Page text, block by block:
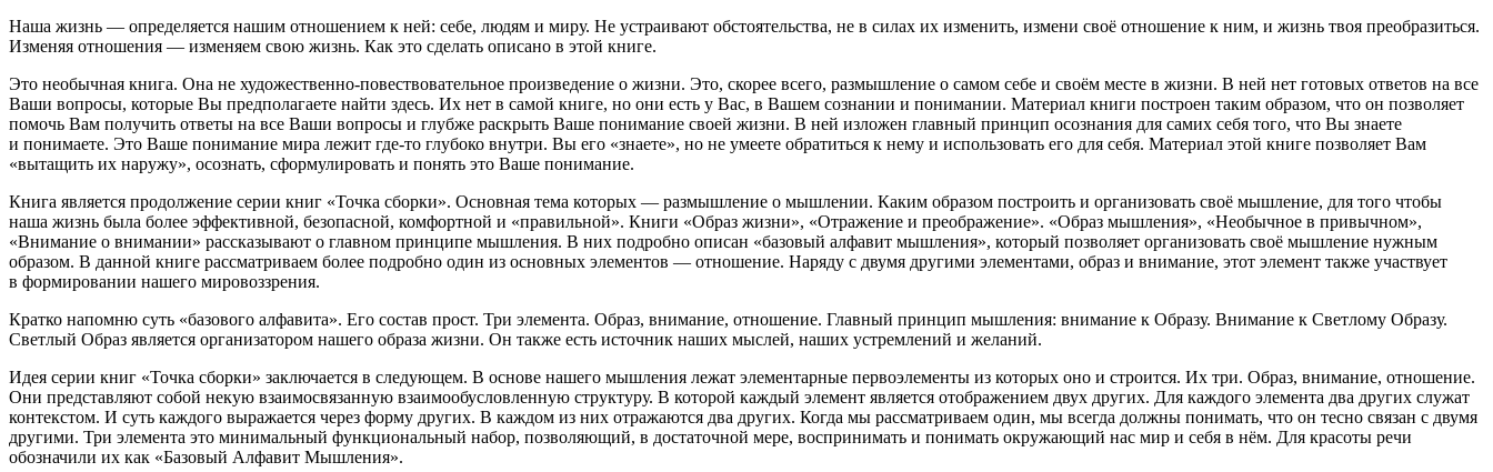
Наша жизнь — определяется нашим отношением к ней: себе, людям и миру. Не устраивают обстоятельства, не в силах их изменить, измени своё отношение к ним, и жизнь твоя преобразиться.
Изменяя отношения — изменяем свою жизнь. Как это сделать описано в этой книге.
Это необычная книга. Она не художественно-повествовательное произведение о жизни. Это, скорее всего, размышление о самом себе и своём месте в жизни. В ней нет готовых ответов на все
Ваши вопросы, которые Вы предполагаете найти здесь. Их нет в самой книге, но они есть у Вас, в Вашем сознании и понимании. Материал книги построен таким образом, что он позволяет
помочь Вам получить ответы на все Ваши вопросы и глубже раскрыть Ваше понимание своей жизни. В ней изложен главный принцип осознания для самих себя того, что Вы знаете
и понимаете. Это Ваше понимание мира лежит где-то глубоко внутри. Вы его «знаете», но не умеете обратиться к нему и использовать его для себя. Материал этой книге позволяет Вам
«вытащить их наружу», осознать, сформулировать и понять это Ваше понимание.
Книга является продолжение серии книг «Точка сборки». Основная тема которых — размышление о мышлении. Каким образом построить и организовать своё мышление, для того чтобы
наша жизнь была более эффективной, безопасной, комфортной и «правильной». Книги «Образ жизни», «Отражение и преображение». «Образ мышления», «Необычное в привычном»,
«Внимание о внимании» рассказывают о главном принципе мышления. В них подробно описан «базовый алфавит мышления», который позволяет организовать своё мышление нужным
образом. В данной книге рассматриваем более подробно один из основных элементов — отношение. Наряду с двумя другими элементами, образ и внимание, этот элемент также участвует
в формировании нашего мировоззрения.
Кратко напомню суть «базового алфавита». Его состав прост. Три элемента. Образ, внимание, отношение. Главный принцип мышления: внимание к Образу. Внимание к Светлому Образу.
Светлый Образ является организатором нашего образа жизни. Он также есть источник наших мыслей, наших устремлений и желаний.
Идея серии книг «Точка сборки» заключается в следующем. В основе нашего мышления лежат элементарные первоэлементы из которых оно и строится. Их три. Образ, внимание, отношение.
Они представляют собой некую взаимосвязанную взаимообусловленную структуру. В которой каждый элемент является отображением двух других. Для каждого элемента два других служат
контекстом. И суть каждого выражается через форму других. В каждом из них отражаются два других. Когда мы рассматриваем один, мы всегда должны понимать, что он тесно связан с двумя
другими. Три элемента это минимальный функциональный набор, позволяющий, в достаточной мере, воспринимать и понимать окружающий нас мир и себя в нём. Для красоты речи
обозначили их как «Базовый Алфавит Мышления».